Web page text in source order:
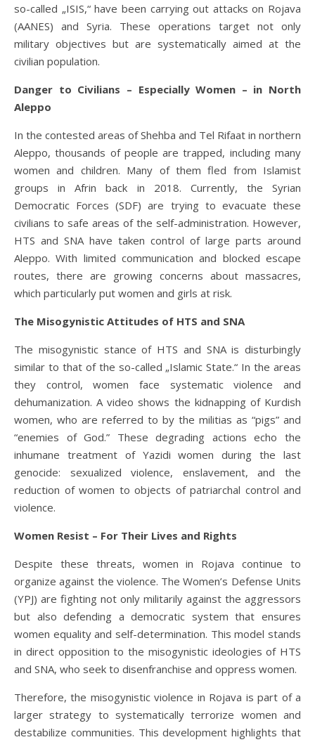
so-called „ISIS,“ have been carrying out attacks on Rojava
(AANES) and Syria. These operations target not only
military objectives but are systematically aimed at the
civilian population.
Danger to Civilians – Especially Women – in North
Aleppo
In the contested areas of Shehba and Tel Rifaat in northern
Aleppo, thousands of people are trapped, including many
women and children. Many of them fled from Islamist
groups in Afrin back in 2018. Currently, the Syrian
Democratic Forces (SDF) are trying to evacuate these
civilians to safe areas of the self-administration. However,
HTS and SNA have taken control of large parts around
Aleppo. With limited communication and blocked escape
routes, there are growing concerns about massacres,
which particularly put women and girls at risk.
The Misogynistic Attitudes of HTS and SNA
The misogynistic stance of HTS and SNA is disturbingly
similar to that of the so-called „Islamic State.“ In the areas
they control, women face systematic violence and
dehumanization. A video shows the kidnapping of Kurdish
women, who are referred to by the militias as “pigs” and
“enemies of God.” These degrading actions echo the
inhumane treatment of Yazidi women during the last
genocide: sexualized violence, enslavement, and the
reduction of women to objects of patriarchal control and
violence.
Women Resist – For Their Lives and Rights
Despite these threats, women in Rojava continue to
organize against the violence. The Women’s Defense Units
(YPJ) are fighting not only militarily against the aggressors
but also defending a democratic system that ensures
women equality and self-determination. This model stands
in direct opposition to the misogynistic ideologies of HTS
and SNA, who seek to disenfranchise and oppress women.
Therefore, the misogynistic violence in Rojava is part of a
larger strategy to systematically terrorize women and
destabilize communities. This development highlights that